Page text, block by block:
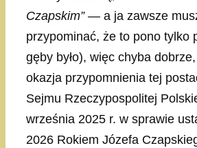
Czapskim”— a ja zawsze
przypominać, że to pono tylko
gęby było), więc chyba
okazja przypomnienia tej
Sejmu Rzeczypospolitej
września 2025 r. w sprawie
2026 Rokiem Józefa